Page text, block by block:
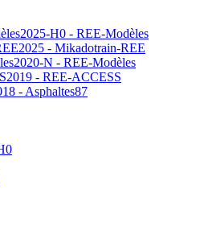
2025-H0 - REE-Modèles
2025 - Mikadotrain-REE
2020-N - REE-Modèles
2019 - REE-ACCESS
- Asphaltes87